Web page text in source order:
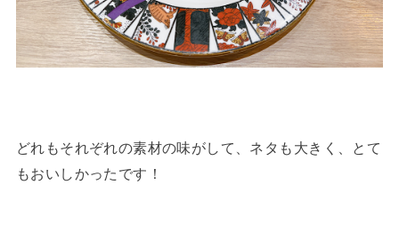
どれもそれぞれの素材の味がして、ネタも大きく、とて
もおいしかったです！